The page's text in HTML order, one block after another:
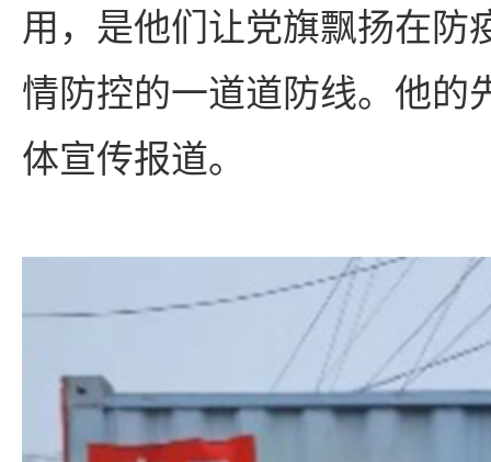
用，是他们让党旗飘扬在防
情防控的一道道防线。他的
体宣传报道。